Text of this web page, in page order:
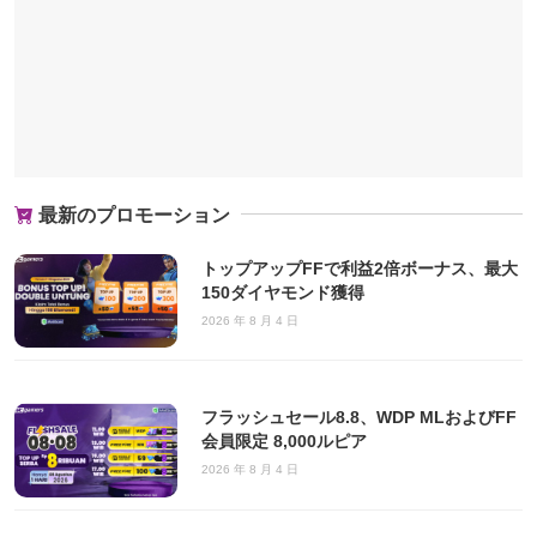
最新のプロモーション
トップアップFFで利益2倍ボーナス、最大
150ダイヤモンド獲得
2026 年 8 月 4 日
フラッシュセール8.8、WDP MLおよびFF
会員限定 8,000ルピア
2026 年 8 月 4 日